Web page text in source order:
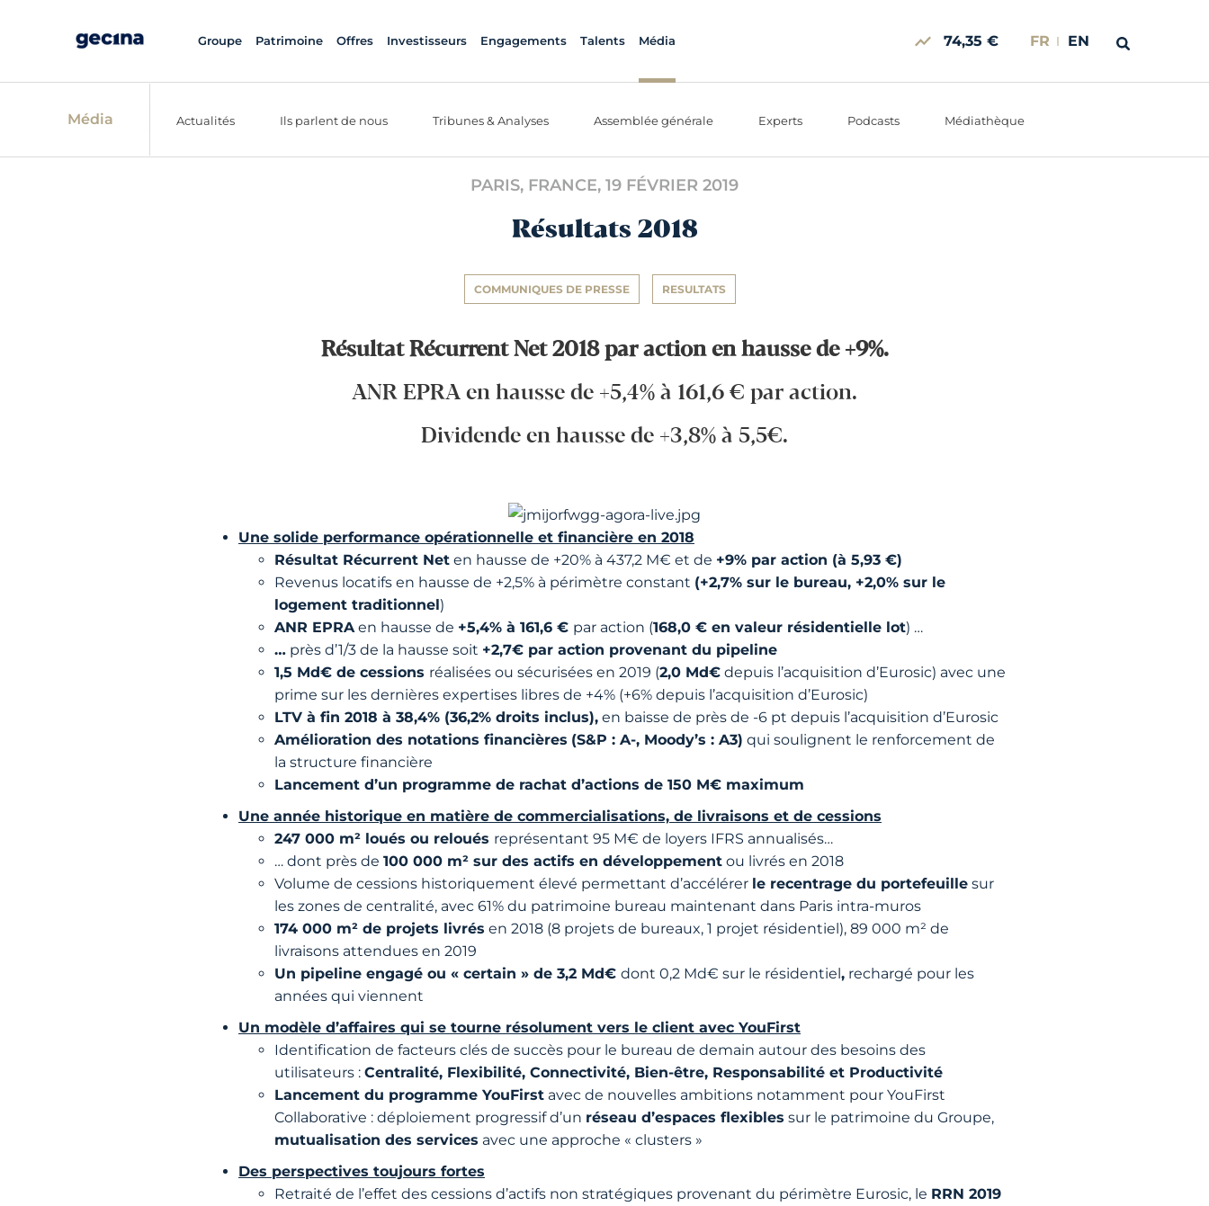
Groupe Patrimoine Offres Investisseurs Engagements Talents Média 74,35 € FR EN
Média Actualités Ils parlent de nous Tribunes & Analyses Assemblée générale Experts Podcasts Médiathèque
PARIS, FRANCE, 19 FÉVRIER 2019
Résultats 2018
COMMUNIQUES DE PRESSE RESULTATS
Résultat Récurrent Net 2018 par action en hausse de +9%.
ANR EPRA en hausse de +5,4% à 161,6 € par action.
Dividende en hausse de +3,8% à 5,5€.
Une solide performance opérationnelle et financière en 2018
Résultat Récurrent Net en hausse de +20% à 437,2 M€ et de +9% par action (à 5,93 €)
Revenus locatifs en hausse de +2,5% à périmètre constant (+2,7% sur le bureau, +2,0% sur le
logement traditionnel)
ANR EPRA en hausse de +5,4% à 161,6 € par action (168,0 € en valeur résidentielle lot) …
… près d’1/3 de la hausse soit +2,7€ par action provenant du pipeline
1,5 Md€ de cessions réalisées ou sécurisées en 2019 (2,0 Md€ depuis l’acquisition d’Eurosic) avec une
prime sur les dernières expertises libres de +4% (+6% depuis l’acquisition d’Eurosic)
LTV à fin 2018 à 38,4% (36,2% droits inclus), en baisse de près de -6 pt depuis l’acquisition d’Eurosic
Amélioration des notations financières (S&P : A-, Moody’s : A3) qui soulignent le renforcement de
la structure financière
Lancement d’un programme de rachat d’actions de 150 M€ maximum
Une année historique en matière de commercialisations, de livraisons et de cessions
247 000 m² loués ou reloués représentant 95 M€ de loyers IFRS annualisés…
… dont près de 100 000 m² sur des actifs en développement ou livrés en 2018
Volume de cessions historiquement élevé permettant d’accélérer le recentrage du portefeuille sur
les zones de centralité, avec 61% du patrimoine bureau maintenant dans Paris intra-muros
174 000 m² de projets livrés en 2018 (8 projets de bureaux, 1 projet résidentiel), 89 000 m² de
livraisons attendues en 2019
Un pipeline engagé ou « certain » de 3,2 Md€ dont 0,2 Md€ sur le résidentiel, rechargé pour les
années qui viennent
Un modèle d’affaires qui se tourne résolument vers le client avec YouFirst
Identification de facteurs clés de succès pour le bureau de demain autour des besoins des
utilisateurs : Centralité, Flexibilité, Connectivité, Bien-être, Responsabilité et Productivité
Lancement du programme YouFirst avec de nouvelles ambitions notamment pour YouFirst
Collaborative : déploiement progressif d’un réseau d’espaces flexibles sur le patrimoine du Groupe,
mutualisation des services avec une approche « clusters »
Des perspectives toujours fortes
Retraité de l’effet des cessions d’actifs non stratégiques provenant du périmètre Eurosic, le RRN 2019